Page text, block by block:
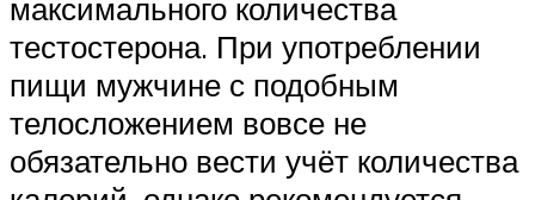
максимального количества
тестостерона. При употреблении
пищи мужчине с подобным
телосложением вовсе не
обязательно вести учёт количества